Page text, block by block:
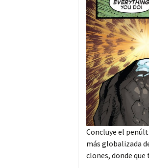
Concluye el
más globalizada
clones, donde